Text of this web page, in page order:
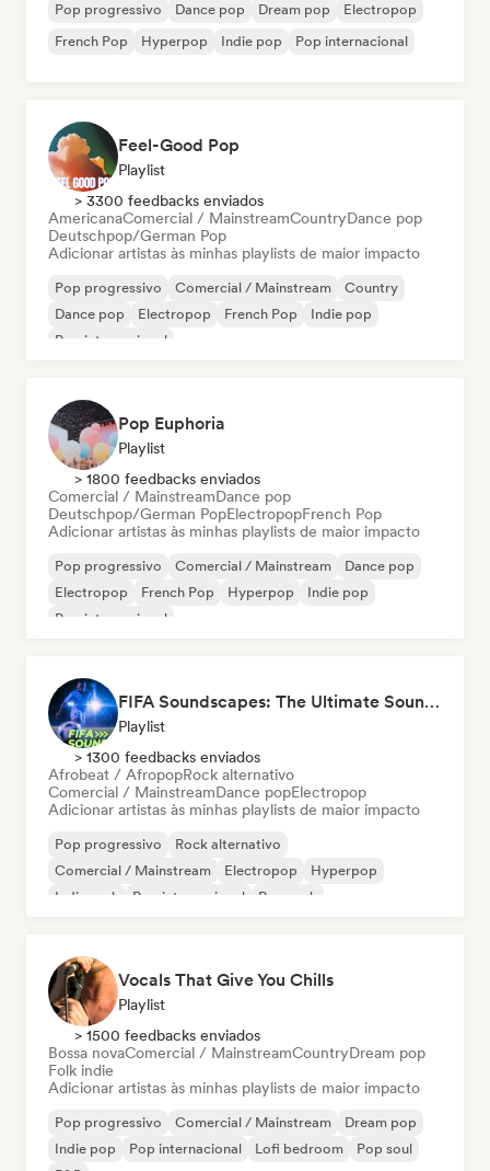
Pop progressivo Dance pop Dream pop
Electropop
French Pop
Hyperpop Indie pop Pop internacional
Feel-Good Pop
Playlist
> 3300 feedbacks enviados
AmericanaComercial / MainstreamCountryDance pop
Deutschpop/German Pop
Adicionar artistas às minhas playlists de maior impacto
Pop progressivo Comercial / Mainstream
Country
Dance pop
Electropop French Pop
Indie pop
Pop internacional
Pop Euphoria
Playlist
> 1800 feedbacks enviados
Comercial / MainstreamDance pop
Deutschpop/German PopElectropopFrench Pop
Adicionar artistas às minhas playlists de maior impacto
Pop progressivo Comercial / Mainstream
Dance pop
Electropop
French Pop Hyperpop
Indie pop
Pop internacional
FIFA Soundscapes: The Ultimate Soundtrack ⚽️ Festival Indie, Electropop & Dance Anthems
Playlist
> 1300 feedbacks enviados
Afrobeat / AfropopRock alternativo
Comercial / MainstreamDance popElectropop
Adicionar artistas às minhas playlists de maior impacto
Pop progressivo
Rock alternativo
Comercial / Mainstream
Electropop
Hyperpop
Indie rock
Pop internacional Pop rock
Vocals That Give You Chills
Playlist
> 1500 feedbacks enviados
Bossa novaComercial / MainstreamCountryDream pop
Folk indie
Adicionar artistas às minhas playlists de maior impacto
Pop progressivo Comercial / Mainstream
Dream pop
Indie pop
Pop internacional Lofi bedroom
Pop soul